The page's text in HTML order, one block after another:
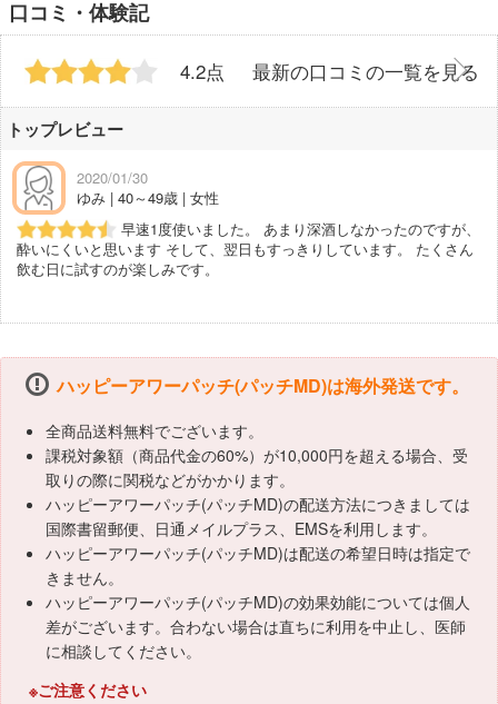
口コミ・体験記
4.2点 最新の口コミの一覧を見る
トップレビュー
2020/01/30
ゆみ | 40～49歳 | 女性
早速1度使いました。 あまり深酒しなかったのですが、
酔いにくいと思います そして、翌日もすっきりしています。 たくさん
飲む日に試すのが楽しみです。
ハッピーアワーパッチ(パッチMD)は海外発送です。
全商品送料無料でございます。
課税対象額（商品代金の60%）が10,000円を超える場合、受
取りの際に関税などがかかります。
ハッピーアワーパッチ(パッチMD)の配送方法につきましては
国際書留郵便、日通メイルプラス、EMSを利用します。
ハッピーアワーパッチ(パッチMD)は配送の希望日時は指定で
きません。
ハッピーアワーパッチ(パッチMD)の効果効能については個人
差がございます。合わない場合は直ちに利用を中止し、医師
に相談してください。
※ご注意ください